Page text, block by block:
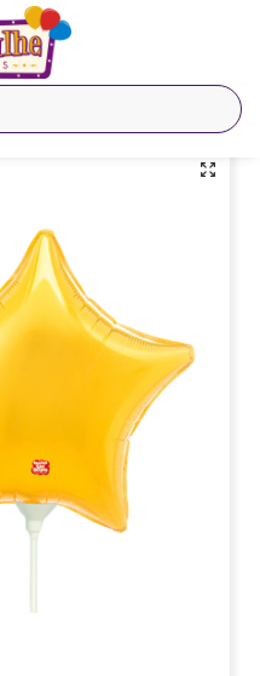
Pesquisar
Estrela 9″ – Dourado – São Roque